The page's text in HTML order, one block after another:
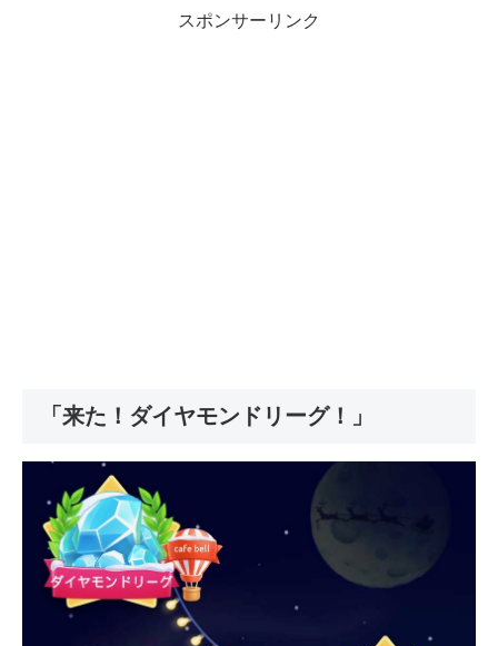
スポンサーリンク
「来た！ダイヤモンドリーグ！」